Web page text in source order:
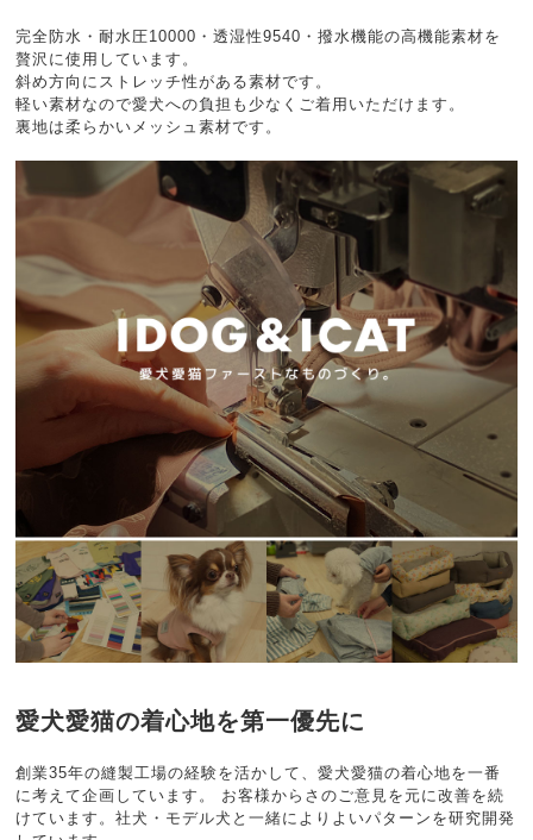
完全防水・耐水圧10000・透湿性9540・撥水機能の高機能素材を
贅沢に使用しています。
斜め方向にストレッチ性がある素材です。
軽い素材なので愛犬への負担も少なくご着用いただけます。
裏地は柔らかいメッシュ素材です。
愛犬愛猫の着心地を第一優先に
創業35年の縫製工場の経験を活かして、愛犬愛猫の着心地を一番
に考えて企画しています。 お客様からさのご意見を元に改善を続
けています。社犬・モデル犬と一緒によりよいパターンを研究開発